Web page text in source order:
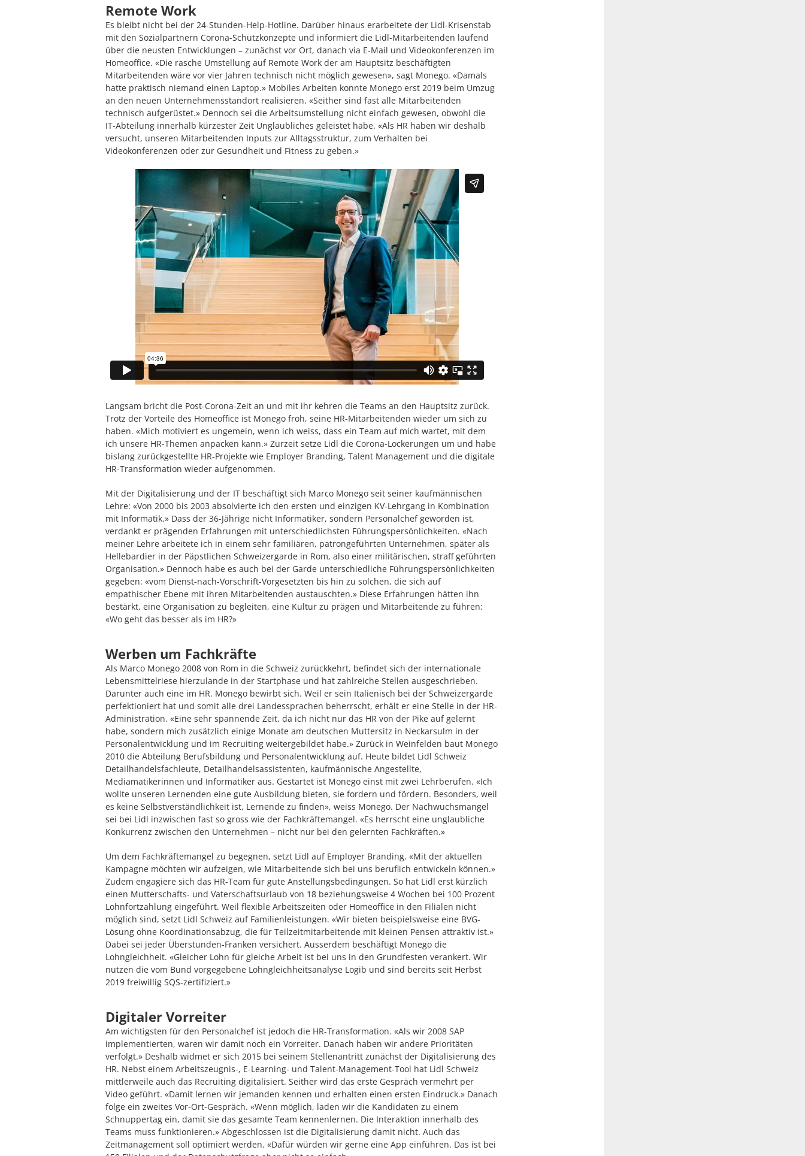
Remote Work
Es bleibt nicht bei der 24-Stunden-Help-Hotline. Darüber hinaus erarbeitete der Lidl-Krisenstab
mit den Sozialpartnern Corona-Schutzkonzepte und informiert die Lidl-Mitarbeitenden laufend
über die neusten Entwicklungen – zunächst vor Ort, danach via E-Mail und Videokonferenzen im
Homeoffice. «Die rasche Umstellung auf Remote Work der am Hauptsitz beschäftigten
Mitarbeitenden wäre vor vier Jahren technisch nicht möglich gewesen», sagt Monego. «Damals
hatte praktisch niemand einen Laptop.» Mobiles Arbeiten konnte Monego erst 2019 beim Umzug
an den neuen Unternehmensstandort realisieren. «Seither sind fast alle Mitarbeitenden
technisch aufgerüstet.» Dennoch sei die Arbeitsumstellung nicht einfach gewesen, obwohl die
IT-Abteilung innerhalb kürzester Zeit Unglaubliches geleistet habe. «Als HR haben wir deshalb
versucht, unseren Mitarbeitenden Inputs zur Alltagsstruktur, zum Verhalten bei
Videokonferenzen oder zur Gesundheit und Fitness zu geben.»
Langsam bricht die Post-Corona-Zeit an und mit ihr kehren die Teams an den Hauptsitz zurück.
Trotz der Vorteile des Homeoffice ist Monego froh, seine HR-Mitarbeitenden wieder um sich zu
haben. «Mich motiviert es ungemein, wenn ich weiss, dass ein Team auf mich wartet, mit dem
ich unsere HR-Themen anpacken kann.» Zurzeit setze Lidl die Corona-Lockerungen um und habe
bislang zurückgestellte HR-Projekte wie Employer Branding, Talent Management und die digitale
HR-Transformation wieder aufgenommen.
Mit der Digitalisierung und der IT beschäftigt sich Marco Monego seit seiner kaufmännischen
Lehre: «Von 2000 bis 2003 absolvierte ich den ersten und einzigen KV-Lehrgang in Kombination
mit Informatik.» Dass der 36-Jährige nicht Informatiker, sondern Personalchef geworden ist,
verdankt er prägenden Erfahrungen mit unterschiedlichsten Führungspersönlichkeiten. «Nach
meiner Lehre arbeitete ich in einem sehr familiären, patrongeführten Unternehmen, später als
Hellebardier in der Päpstlichen Schweizergarde in Rom, also einer militärischen, straff geführten
Organisation.» Dennoch habe es auch bei der Garde unterschiedliche Führungspersönlichkeiten
gegeben: «vom Dienst-nach-Vorschrift-Vorgesetzten bis hin zu solchen, die sich auf
empathischer Ebene mit ihren Mitarbeitenden austauschten.» Diese Erfahrungen hätten ihn
bestärkt, eine Organisation zu begleiten, eine Kultur zu prägen und Mitarbeitende zu führen:
«Wo geht das besser als im HR?»
Werben um Fachkräfte
Als Marco Monego 2008 von Rom in die Schweiz zurückkehrt, befindet sich der internationale
Lebensmittelriese hierzulande in der Startphase und hat zahlreiche Stellen ausgeschrieben.
Darunter auch eine im HR. Monego bewirbt sich. Weil er sein Italienisch bei der Schweizergarde
perfektioniert hat und somit alle drei Landessprachen beherrscht, erhält er eine Stelle in der HR-
Administration. «Eine sehr spannende Zeit, da ich nicht nur das HR von der Pike auf gelernt
habe, sondern mich zusätzlich einige Monate am deutschen Muttersitz in Neckarsulm in der
Personalentwicklung und im Recruiting weitergebildet habe.» Zurück in Weinfelden baut Monego
2010 die Abteilung Berufsbildung und Personalentwicklung auf. Heute bildet Lidl Schweiz
Detailhandelsfachleute, Detailhandelsassistenten, kaufmännische Angestellte,
Mediamatikerinnen und Informatiker aus. Gestartet ist Monego einst mit zwei Lehrberufen. «Ich
wollte unseren Lernenden eine gute Ausbildung bieten, sie fordern und fördern. Besonders, weil
es keine Selbstverständlichkeit ist, Lernende zu finden», weiss Monego. Der Nachwuchsmangel
sei bei Lidl inzwischen fast so gross wie der Fachkräftemangel. «Es herrscht eine unglaubliche
Konkurrenz zwischen den Unternehmen – nicht nur bei den gelernten Fachkräften.»
Um dem Fachkräftemangel zu begegnen, setzt Lidl auf Employer Branding. «Mit der aktuellen
Kampagne möchten wir aufzeigen, wie Mitarbeitende sich bei uns beruflich entwickeln können.»
Zudem engagiere sich das HR-Team für gute Anstellungsbedingungen. So hat Lidl erst kürzlich
einen Mutterschafts- und Vaterschaftsurlaub von 18 beziehungsweise 4 Wochen bei 100 Prozent
Lohnfortzahlung eingeführt. Weil flexible Arbeitszeiten oder Homeoffice in den Filialen nicht
möglich sind, setzt Lidl Schweiz auf Familienleistungen. «Wir bieten beispielsweise eine BVG-
Lösung ohne Koordinationsabzug, die für Teilzeitmitarbeitende mit kleinen Pensen attraktiv ist.»
Dabei sei jeder Überstunden-Franken versichert. Ausserdem beschäftigt Monego die
Lohngleichheit. «Gleicher Lohn für gleiche Arbeit ist bei uns in den Grundfesten verankert. Wir
nutzen die vom Bund vorgegebene Lohngleichheitsanalyse Logib und sind bereits seit Herbst
2019 freiwillig SQS-zertifiziert.»
Digitaler Vorreiter
Am wichtigsten für den Personalchef ist jedoch die HR-Transformation. «Als wir 2008 SAP
implementierten, waren wir damit noch ein Vorreiter. Danach haben wir andere Prioritäten
verfolgt.» Deshalb widmet er sich 2015 bei seinem Stellenantritt zunächst der Digitalisierung des
HR. Nebst einem Arbeitszeugnis-, E-Learning- und Talent-Management-Tool hat Lidl Schweiz
mittlerweile auch das Recruiting digitalisiert. Seither wird das erste Gespräch vermehrt per
Video geführt. «Damit lernen wir jemanden kennen und erhalten einen ersten Eindruck.» Danach
folge ein zweites Vor-Ort-Gespräch. «Wenn möglich, laden wir die Kandidaten zu einem
Schnuppertag ein, damit sie das gesamte Team kennenlernen. Die Interaktion innerhalb des
Teams muss funktionieren.» Abgeschlossen ist die Digitalisierung damit nicht. Auch das
Zeitmanagement soll optimiert werden. «Dafür würden wir gerne eine App einführen. Das ist bei